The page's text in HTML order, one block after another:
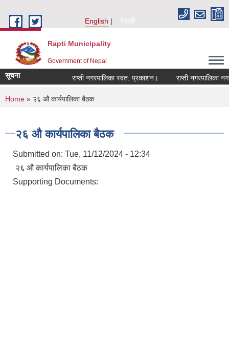
English
नेपाली
Rapti Municipality
Government of Nepal
सूचना राप्ती नगरपालिका स्वत: प्रकाशन। राप्ती नगरपालिका
You are here
Home » २६ औ कार्यपालिका बैठक
२६ औ कार्यपालिका बैठक
Submitted on: Tue, 11/12/2024 - 12:34
२६ औ कार्यपालिका बैठक
Supporting Documents: